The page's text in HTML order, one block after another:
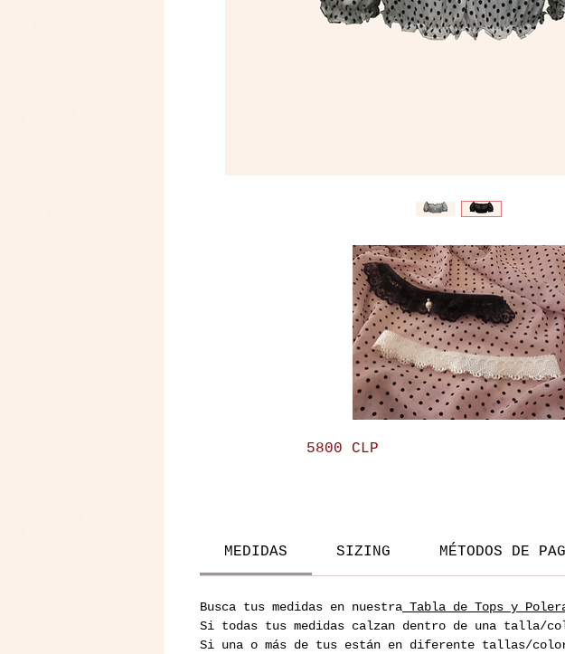
MEDIDAS SIZING MÉTODOS DE
Busca tus medidas en nuestra Tabla de Tops y
Si todas tus medidas calzan dentro de una talla/
Si una o más de tus están en diferente tallas/
Marie
Precio
5800 CLP